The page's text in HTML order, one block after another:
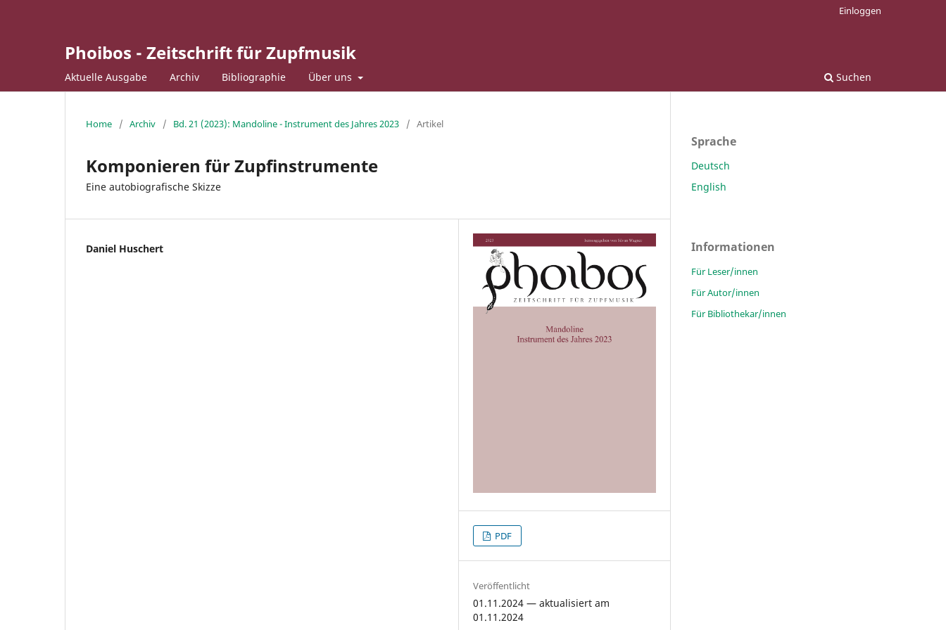
Phoibos - Zeitschrift für Zupfmusik
Aktuelle Ausgabe Archiv Bibliographie Über uns Suchen
Einloggen
Home / Archiv / Bd. 21 (2023): Mandoline - Instrument des Jahres 2023 / Artikel
Komponieren für Zupfinstrumente
Eine autobiografische Skizze
Daniel Huschert
PDF
Veröffentlicht
01.11.2024 — aktualisiert am
01.11.2024
Sprache
Deutsch
English
Informationen
Für Leser/innen
Für Autor/innen
Für Bibliothekar/innen